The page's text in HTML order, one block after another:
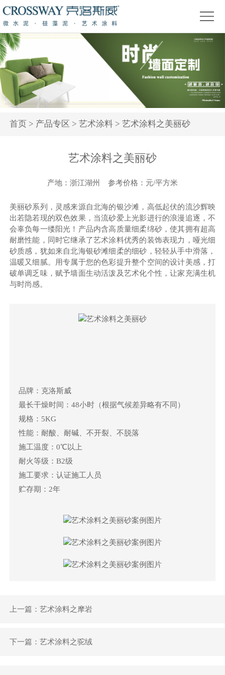
首
页
关
于
我
们
产
品
中
品
新
首页 > 产品专区 > 艺术涂料> 艺术涂料之美丽砂
艺术涂料之美丽砂
产地：浙江湖州 参考价格：元/平方米
美丽砂系列，灵感来源自北海的银沙滩，高低起伏的流沙辉映
出若隐若现的双色效果，当流砂爱上光影进行的浪漫追逐，不
会辜负每一缕阳光！产品内含高质量细柔绵砂，使其拥有超高
耐磨性能，同时它继承了艺术涂料优秀的装饰表现力，哑光细
砂质感，犹如来自北海银砂滩细柔的细砂，轻轻从手中滑落，
温暖又细腻。用专属于您的色彩提升整个空间的设计美感，打
破单调乏味，赋予墙面生动活泼及艺术化个性，让家充满生机
与时尚感。
品牌：克洛斯威
最长干燥时间：48小时（根据气候差异略有不同）
规格：5KG
性能：耐酸、耐碱、不开裂、不脱落
施工温度：0℃以上
耐火等级：B2级
施工要求：认证施工人员
贮存期：2年
上一篇：艺术涂料之摩岩
下一篇：艺术涂料之驼绒